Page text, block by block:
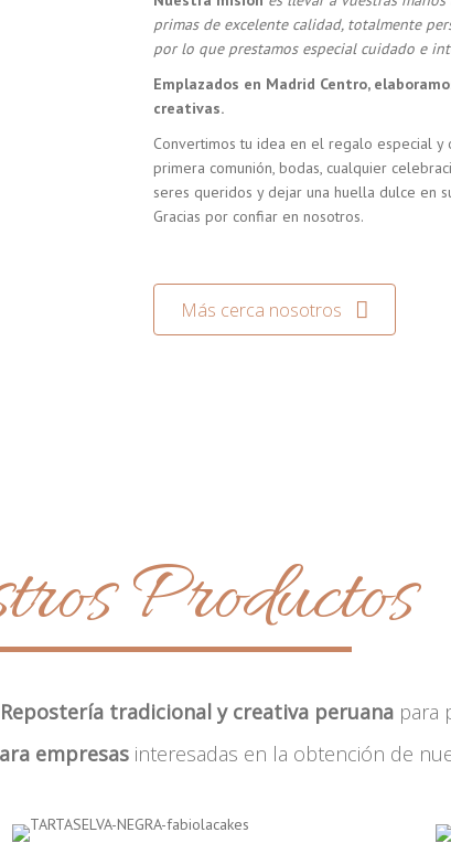
primas de excelente calidad, totalmente
por lo que prestamos especial cuidado e
Emplazados en Madrid Centro,
creativas.
Convertimos tu idea en el regalo especial y
primera comunión, bodas, cualquier
seres queridos y dejar una huella dulce en
Gracias por confiar en nosotros.
Más cerca nosotros
Productos
Repostería tradicional y creativa peruana para
empresas interesadas en la obtención de